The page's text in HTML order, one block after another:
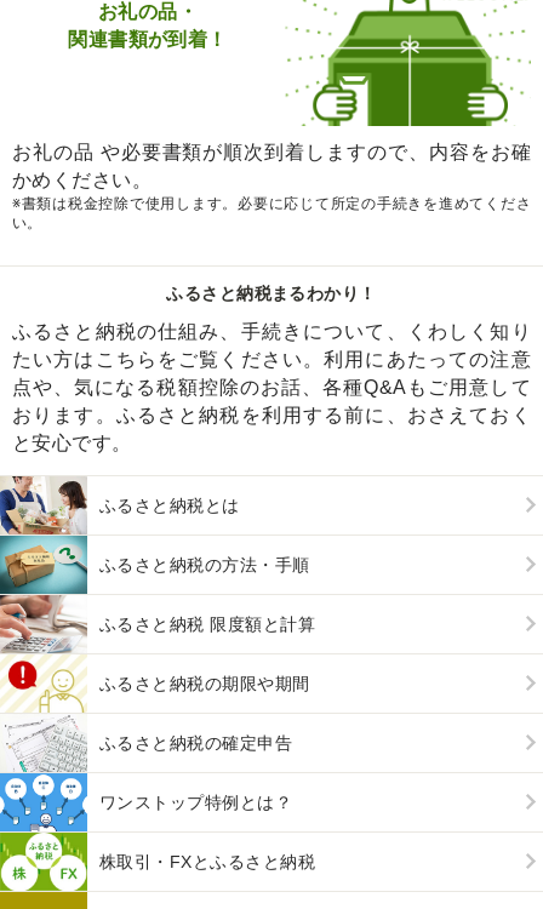
お礼の品・
関連書類が到着！
お礼の品 や必要書類が順次到着しますので、内容をお確
かめください。
※書類は税金控除で使用します。必要に応じて所定の手続きを進めてくださ
い。
ふるさと納税まるわかり！
ふるさと納税の仕組み、手続きについて、くわしく知り
たい方はこちらをご覧ください。利用にあたっての注意
点や、気になる税額控除のお話、各種Q&Aもご用意して
おります。ふるさと納税を利用する前に、おさえておく
と安心です。
ふるさと納税とは
ふるさと納税の方法・手順
ふるさと納税 限度額と計算
ふるさと納税の期限や期間
ふるさと納税の確定申告
ワンストップ特例とは？
株取引・FXとふるさと納税